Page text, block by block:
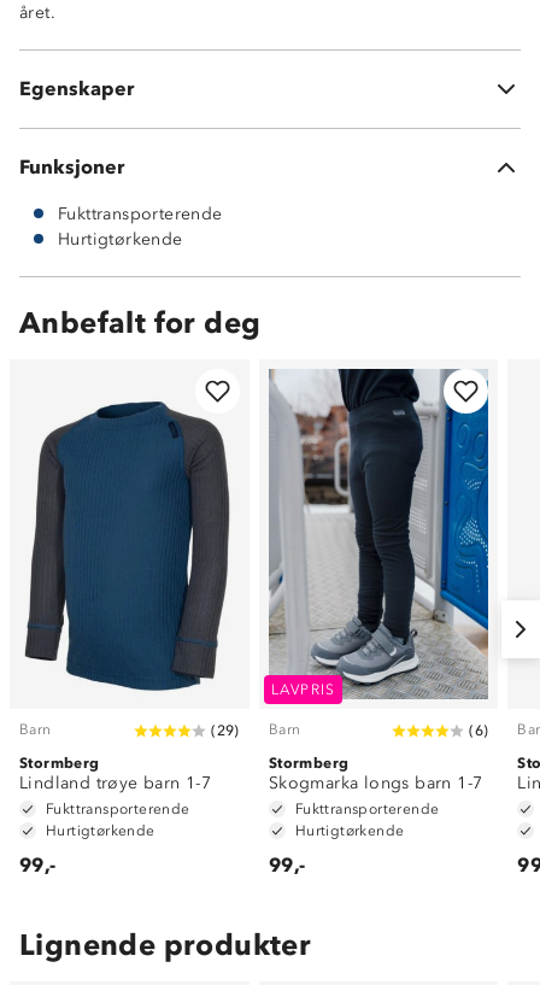
året.
Egenskaper
100% polyester
Funksjoner
Fukttransporterende
Hurtigtørkende
Anbefalt for deg
Barn ( 29)
Stormberg
Lindland trøye barn 1-7
Fukttransporterende
Hurtigtørkende
99,-
LAVPRIS
Barn (6)
Stormberg
Skogmarka longs barn 1-7
Fukttransporterende
Hurtigtørkende
99,-
Lignende produkter